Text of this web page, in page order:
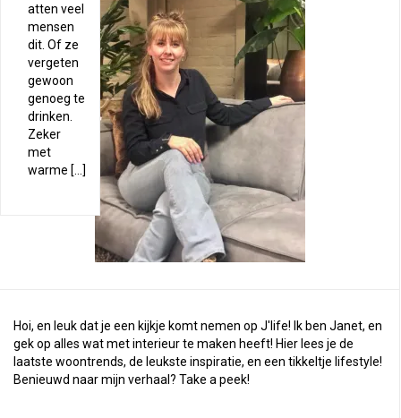
atten veel
mensen
dit. Of ze
vergeten
gewoon
genoeg te
drinken.
Zeker
met
warme […]
Hoi, en leuk dat je een kijkje komt nemen op J'life! Ik ben Janet, en
gek op alles wat met interieur te maken heeft! Hier lees je de
laatste woontrends, de leukste inspiratie, en een tikkeltje lifestyle!
Benieuwd naar mijn verhaal? Take a peek!